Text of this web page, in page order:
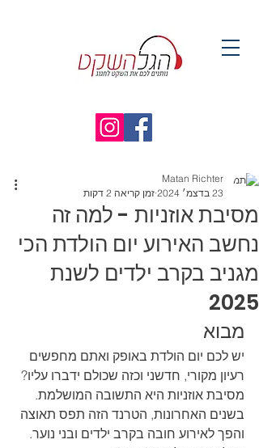
מסיבת אוזניות - למה זה
נחשב האירוע יום הולדת הכי
מגניב בקרב ילדים לשנת
2025
Matan Richter
23 בדצמ׳ 2024
זמן קריאה 2 דקות
מבוא
יש לכם יום הולדת באופק ואתם מחפשים
רעיון מקורי, חדשני וכזה שכולם ידברו עליו?
מסיבת אוזניות היא התשובה המושלמת.
בשנים האחרונות, הטרנד הזה תפס תאוצה
והפך לאירוע חובה בקרב ילדים ובני נוער.